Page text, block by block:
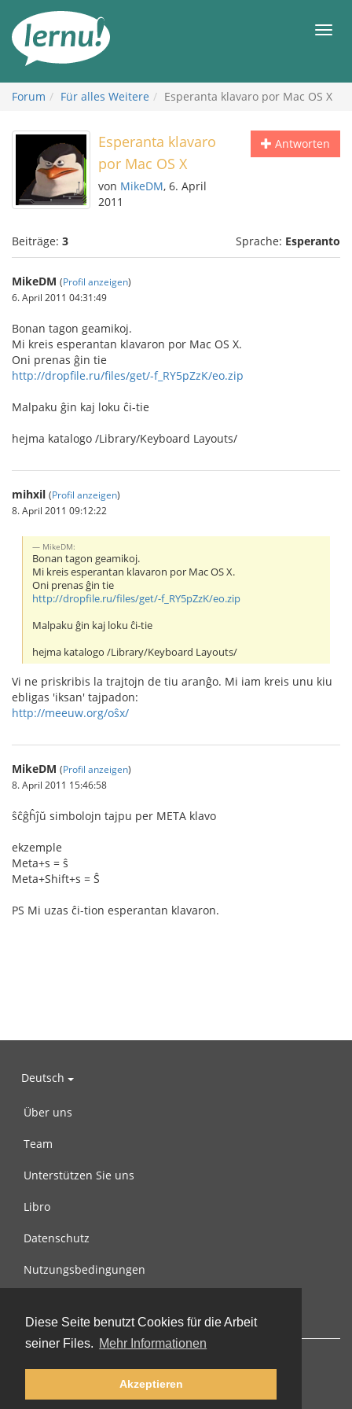
Diese Seite benutzt Cookies für die Arbeit
seiner Files. Mehr Informationen
Akzeptieren
Inhalt
Forum Für alles Weitere Esperanta klavaro por Mac OS X
Antworten
Esperanta klavaro
por Mac OS X
von MikeDM, 6. April
2011
Beiträge: 3 Sprache: Esperanto
MikeDM (Profil anzeigen)
6. April 2011 04:31:49
Bonan tagon geamikoj.
Mi kreis esperantan klavaron por Mac OS X.
Oni prenas ĝin tie
http://dropfile.ru/files/get/-f_RY5pZzK/eo.zip
Malpaku ĝin kaj loku ĉi-tie
hejma katalogo /Library/Keyboard Layouts/
mihxil (Profil anzeigen)
8. April 2011 09:12:22
MikeDM:
Bonan tagon geamikoj.
Mi kreis esperantan klavaron por Mac OS X.
Oni prenas ĝin tie
http://dropfile.ru/files/get/-f_RY5pZzK/eo.zip
Malpaku ĝin kaj loku ĉi-tie
hejma katalogo /Library/Keyboard Layouts/
Vi ne priskribis la trajtojn de tiu aranĝo. Mi iam kreis unu kiu
ebligas 'iksan' tajpadon:
http://meeuw.org/oŝx/
MikeDM (Profil anzeigen)
8. April 2011 15:46:58
ŝĉĝĥĵŭ simbolojn tajpu per META klavo
ekzemple
Meta+s = ŝ
Meta+Shift+s = Ŝ
PS Mi uzas ĉi-tion esperantan klavaron.
Deutsch
Über uns
Team
Unterstützen Sie uns
Libro
Datenschutz
Nutzungsbedingungen
© 2002-2026 lernu.net |Impressum